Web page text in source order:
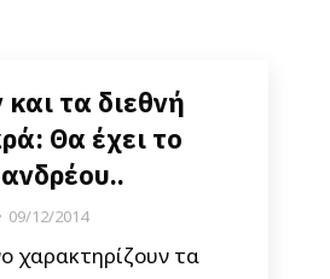
τα διεθνή
Θα έχει το
09/12/2014
χαρακτηρίζουν τα